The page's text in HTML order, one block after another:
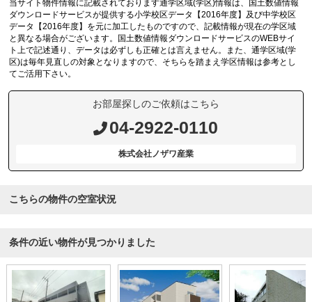
当サイト物件情報に記載されております通学区域(学区)情報は、国土数値情報
ダウンロードサービスが提供する小学校区データ【2016年度】及び中学校区
データ【2016年度】を元に加工したものですので、記載情報が現在の学区域
と異なる場合がございます。国土数値情報ダウンロードサービスのWEBサイ
ト上で記述通り、データは必ずしも正確とは言えません。また、通学区域(学
区)は毎年見直しの対象となりますので、そちらを踏まえ学区情報は参考とし
てご活用下さい。
お部屋探しのご依頼はこちら
04-2922-0110
株式会社ノザワ産業
こちらの物件の空室状況
条件の近い物件が見つかりました